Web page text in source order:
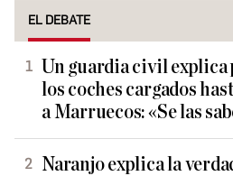
EL DEBATE
Un guardia civil explica
los coches cargados
a Marruecos: «Se las
Naranjo explica la